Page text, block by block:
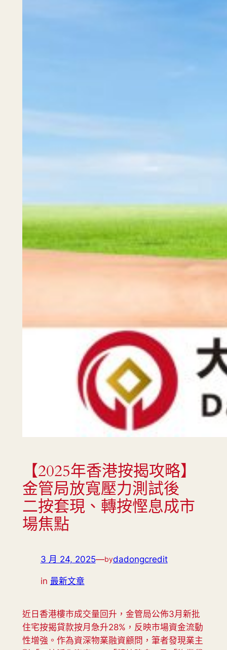
【2025年香港按揭攻略】
金管局放寬壓力測試後
二按套現、轉按慳息成市
場焦點
3 月 24, 2025—bydadongcredit
in 最新文章
近日香港樓市成交量回升，金管局公佈3月新批
住宅按揭貸款按月急升28%，反映市場資金流動
性增強。作為資深物業融資顧問，筆者發現業主